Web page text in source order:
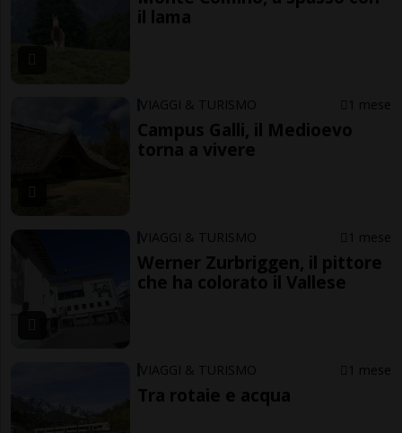
il lama
VIAGGI & TURISMO 1 mese
Campus Galli, il Medioevo
torna a vivere
VIAGGI & TURISMO 1 mese
Werner Zurbriggen, il pittore
che ha colorato il Vallese
VIAGGI & TURISMO 1 mese
Tra rotaie e acqua